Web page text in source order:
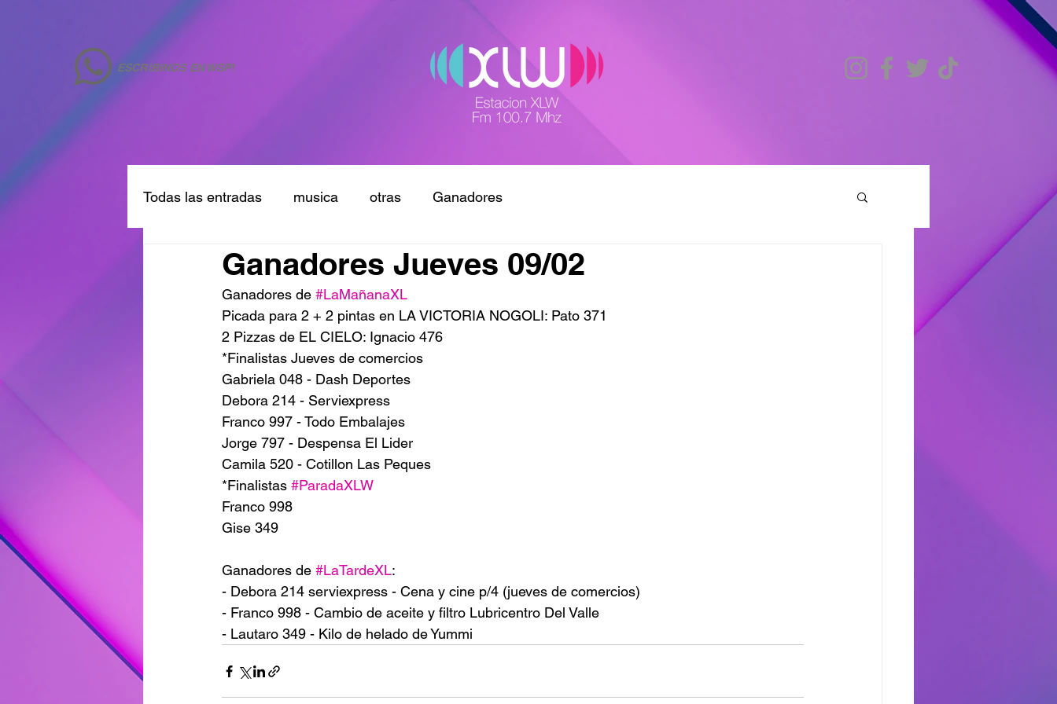
ESCRIBINOS EN WSP!
Todas las entradas musica otras Ganadores
Ganadores Jueves 09/02
Ganadores de #LaMañanaXL
Picada para 2 + 2 pintas en LA VICTORIA NOGOLI: Pato 371
2 Pizzas de EL CIELO: Ignacio 476
*Finalistas Jueves de comercios
Gabriela 048 - Dash Deportes
Debora 214 - Serviexpress
Franco 997 - Todo Embalajes
Jorge 797 - Despensa El Lider
Camila 520 - Cotillon Las Peques
*Finalistas #ParadaXLW
Franco 998
Gise 349
Ganadores de #LaTardeXL:
- Debora 214 serviexpress - Cena y cine p/4 (jueves de comercios)
- Franco 998 - Cambio de aceite y filtro Lubricentro Del Valle
- Lautaro 349 - Kilo de helado de Yummi